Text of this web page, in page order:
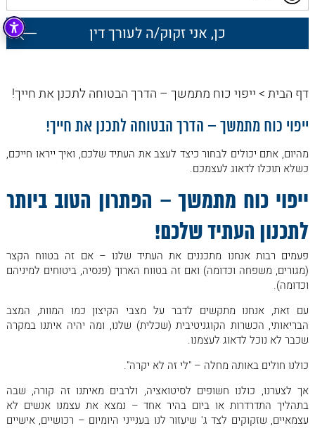
לתכנון העתיד שלכם!
שם
טלפון
מייל
דף הבית>ייפוי כוח מתמשך – הדרך הבטוחה לתכנן את חייך!
ייפוי כוח מתמשך – הדרך הבטוחה לתכנן את חייך!
מהיום, אתם יכולים לבחור כיצד לעצב את העתיד שלכם, ואיך ייראו חייכם,
כשלא תוכלו לדאוג לעצמכם.
ייפוי כוח מתמשך – הפתרון הטוב ביותר
לתכנון העתיד שלכם!
פעמים רבות אנחנו מתכננים את העתיד שלנו – אם זה בטווח הקצר
(מגורים, משפחה וכדומה) ואם זה בטווח הארוך (פנסיה, ביטוחים למיניהם
וכדומה).
עם זאת, אנחנו מתקשים לדבר על מצבי הקיצון כמו המוות, המצב
הבריאותי, הכשרות הקוגניטיבית (שכלית) שלנו, ומה יהיה איתנו במקרה
שכבר לא נוכל לדאוג לעצמנו.
כולנו חולים באותה מחלה – "לי זה לא יקרה".
אך לצערנו, כולנו חשופים לסיטואציה, ולרבים מאיתנו זה קורה, שבה
בתהליך התדרדרות או ביום בהיר אחד – נמצא את עצמנו אנשים לא
עצמאיים, שזקוקים לצד ג' שיעזור לנו בענייני היומיום – רכושיים, אישיים